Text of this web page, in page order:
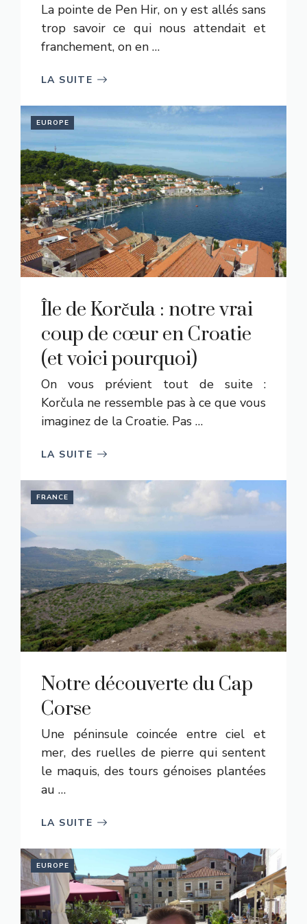
La pointe de Pen Hir, on y est allés sans
trop savoir ce qui nous attendait et
franchement, on en …
LA SUITE
EUROPE
Île de Korčula : notre vrai
coup de cœur en Croatie
(et voici pourquoi)
On vous prévient tout de suite :
Korčula ne ressemble pas à ce que vous
imaginez de la Croatie. Pas …
LA SUITE
FRANCE
Notre découverte du Cap
Corse
Une péninsule coincée entre ciel et
mer, des ruelles de pierre qui sentent
le maquis, des tours génoises plantées
au …
LA SUITE
EUROPE